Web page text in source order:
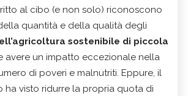
al cibo (e non solo) riconoscono
quantità e della qualità degli
sostenibile di piccola
avere un impatto eccezionale nella
di poveri e malnutriti. Eppure, il
ha visto ridurre la propria quota di